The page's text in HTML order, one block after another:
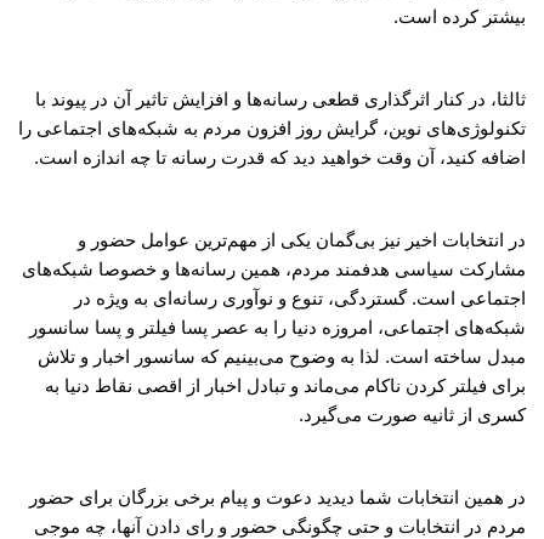
بیشتر کرده است.
ثالثا، در کنار اثرگذاری قطعی رسانه‌ها و افزایش تاثیر آن در پیوند با
تکنولوژی‌های نوین، گرایش روز افزون مردم به شبکه‌های اجتماعی را
اضافه کنید، آن وقت خواهید دید که قدرت رسانه تا چه اندازه است.
در انتخابات اخیر نیز بی‌گمان یکی از مهم‌ترین عوامل حضور و
مشارکت سیاسی هدفمند مردم، همین رسانه‌ها و خصوصا شبکه‌های
اجتماعی است. گستردگی، تنوع و نوآوری رسانه‌ای به ویژه در
شبکه‌های اجتماعی، امروزه دنیا را به عصر پسا فیلتر و پسا سانسور
مبدل ساخته است. لذا به وضوح می‌بینیم که سانسور اخبار و تلاش
برای فیلتر کردن ناکام می‌ماند و تبادل اخبار از اقصی نقاط دنیا به
کسری از ثانیه صورت می‌گیرد.
در همین انتخابات شما دیدید دعوت و پیام برخی بزرگان برای حضور
مردم در انتخابات و حتی چگونگی حضور و رای دادن آنها، چه موجی